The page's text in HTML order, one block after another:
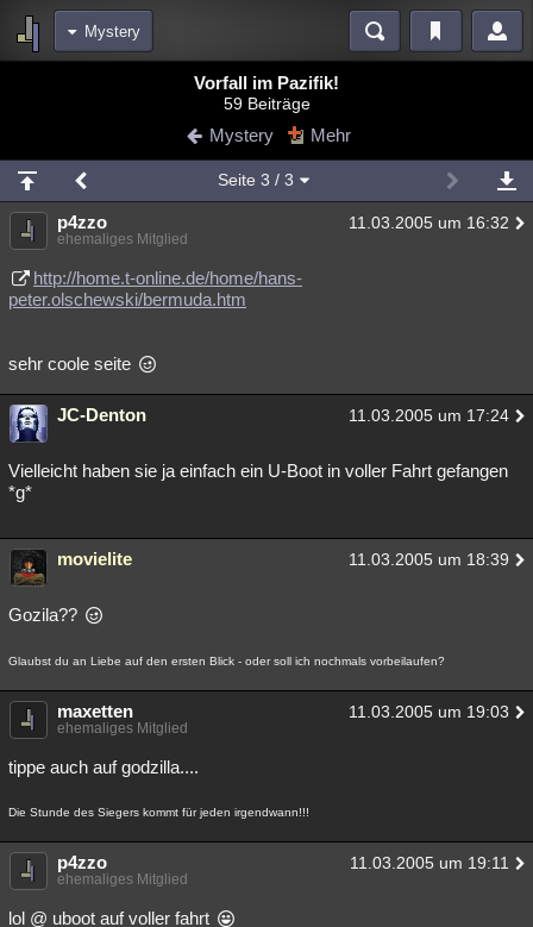
Mystery
Blogs
Chat Wiki Neuigkeiten
meine Rubriken
Menschen Mystery Kriminalfälle
Spiritualität Verschwörungen Technologie
weitere Rubriken
Philosophie Träume Orte Esoterik Literatur
Astronomie
Musik English
Besucht Teilgenommen Geschlossen
Lesenswert
Vorfall im Pazifik!
59 Beiträge
Mystery Mehr
Seite 3 / 3
p4zzo 11.03.2005 um 16:32
ehemaliges Mitglied
http://home.t-online.de/home/hans-
peter.olschewski/bermuda.htm
sehr coole seite
JC-Denton 11.03.2005 um 17:24
Vielleicht haben sie ja einfach ein U-Boot in voller Fahrt gefangen
*g*
movielite 11.03.2005 um 18:39
Gozila??
Glaubst du an Liebe auf den ersten Blick - oder soll ich nochmals vorbeilaufen?
maxetten 11.03.2005 um 19:03
ehemaliges Mitglied
tippe auch auf godzilla....
Die Stunde des Siegers kommt für jeden irgendwann!!!
p4zzo 11.03.2005 um 19:11
ehemaliges Mitglied
lol @ uboot auf voller fahrt